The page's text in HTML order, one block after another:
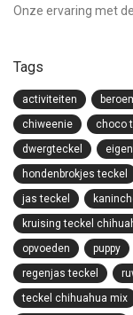
Onze ervaring met
Tags
activiteiten
chiweenie
choco
dwergteckel
hondenbrokjes teckel
jas teckel
kruising teckel
opvoeden
puppy
regenjas teckel
teckel chihuahua mix